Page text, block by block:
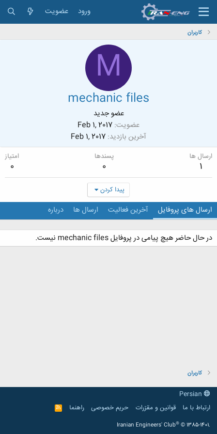
ورود عضویت
کاربران
M
mechanic files
عضو جدید
عضویت Feb 1, 2017
آخرین بازدید Feb 1, 2017
ارسال ها
1
پسندها
0
امتیاز
0
پیدا کردن
ارسال های پروفایل آخرین فعالیت ارسال ها درباره
در حال حاضر هیچ پیامی در پروفایل mechanic files نیست.
کاربران
ارتباط با ما
قوانین و مقرّرات حریم خصوصی راهنما
R
S
Iranian Engineers' Club® © 1385-1401.